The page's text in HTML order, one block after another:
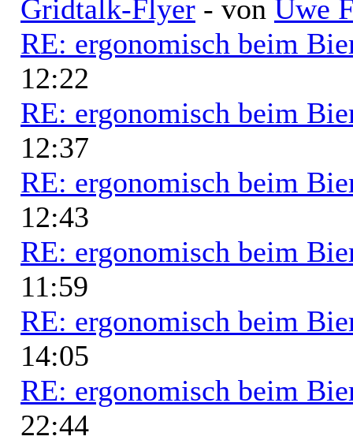
Gridtalk-Flyer - von Uwe
RE: ergonomisch beim
12:22
RE: ergonomisch beim
12:37
RE: ergonomisch beim
12:43
RE: ergonomisch beim
11:59
RE: ergonomisch beim
14:05
RE: ergonomisch beim
22:44